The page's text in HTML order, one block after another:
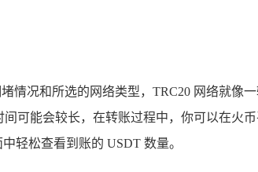
情况和所选的网络类型，TRC20 网络就像
可能会较长，在转账过程中，你可以在火
轻松查看到账的 USDT 数量。